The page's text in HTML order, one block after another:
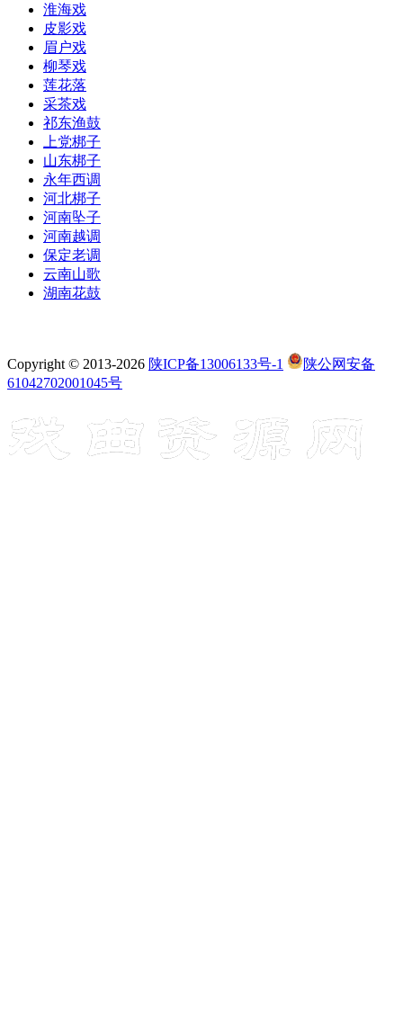
淮海戏
皮影戏
眉户戏
柳琴戏
莲花落
采茶戏
祁东渔鼓
上党梆子
山东梆子
永年西调
河北梆子
河南坠子
河南越调
保定老调
云南山歌
湖南花鼓
Copyright © 2013-2026 陕ICP备13006133号-1
陕公网安备
61042702001045号